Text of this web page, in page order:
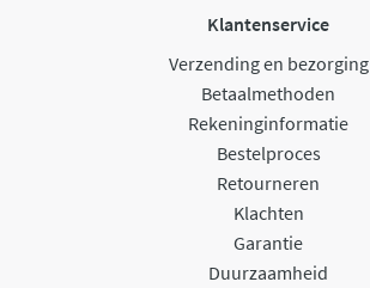
Klantenservice
Verzending en bezorging
Betaalmethoden
Rekeninginformatie
Bestelproces
Retourneren
Klachten
Garantie
Duurzaamheid